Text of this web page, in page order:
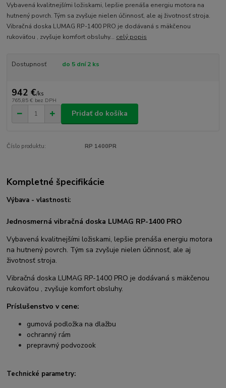
Vybavená kvalitnejšími ložiskami, lepšie prenáša energiu motora na
hutnený povrch. Tým sa zvyšuje nielen účinnosť, ale aj životnosť stroja.
Vibračná doska LUMAG RP-1400 PRO je dodávaná s mäkčenou
rukoväťou , zvyšuje komfort obsluhy... celý popis
Dostupnosť do 5 dní 2 ks
942 €/ks
765,85 € bez DPH
Pridať do košíka
Číslo produktu: RP 1400PR
Kompletné špecifikácie
Výbava - vlastnosti:
Jednosmerná vibračná doska LUMAG RP-1400 PRO
Vybavená kvalitnejšími ložiskami, lepšie prenáša energiu motora
na hutnený povrch. Tým sa zvyšuje nielen účinnosť, ale aj
životnosť stroja.
Vibračná doska LUMAG RP-1400 PRO je dodávaná s mäkčenou
rukoväťou , zvyšuje komfort obsluhy.
Príslušenstvo v cene:
gumová podložka na dlažbu
ochranný rám
prepravný podvozook
Technické parametry: